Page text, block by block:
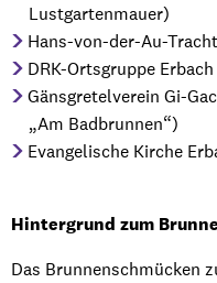
Lustgartenmauer)
Hans-von-der-Au-
DRK-Ortsgruppe
Gänsgretelverein Gi-
„Am Badbrunnen“)
Evangelische Kirche
Hintergrund zum
Das Brunnenschmücken